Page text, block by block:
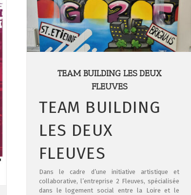
TEAM BUILDING LES DEUX
FLEUVES
TEAM BUILDING
LES DEUX
FLEUVES
Dans le cadre d’une initiative artistique et
collaborative, l’entreprise 2 Fleuves, spécialisée
dans le logement social entre la Loire et le
Retour sur l’URBAN SHOW 3 à MONTBRISON !